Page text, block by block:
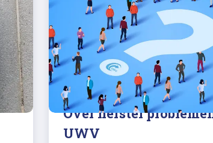
15/11/2024
2 december bij
Over herstel
UWV